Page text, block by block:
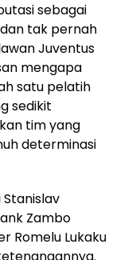
sebagai
tak pernah
Juventus
mengapa
satu pelatih
sedikit
tim yang
determinasi
Zambo
Romelu Lukaku